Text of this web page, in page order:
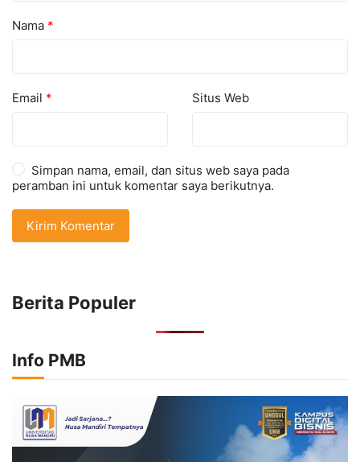
Nama *
Email * Situs Web
Simpan nama, email, dan situs web saya pada
peramban ini untuk komentar saya berikutnya.
Berita Populer
Info PMB